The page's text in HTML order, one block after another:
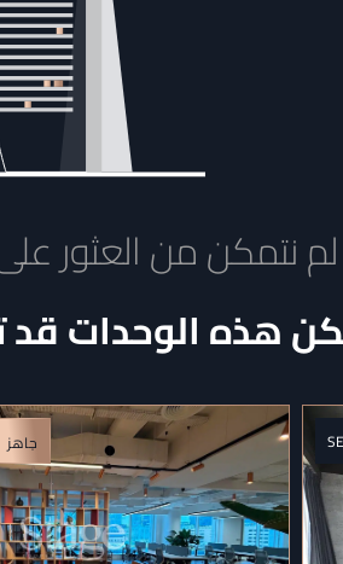
لم نتمكن من العثور
هذه الوحدات قد
جاهز